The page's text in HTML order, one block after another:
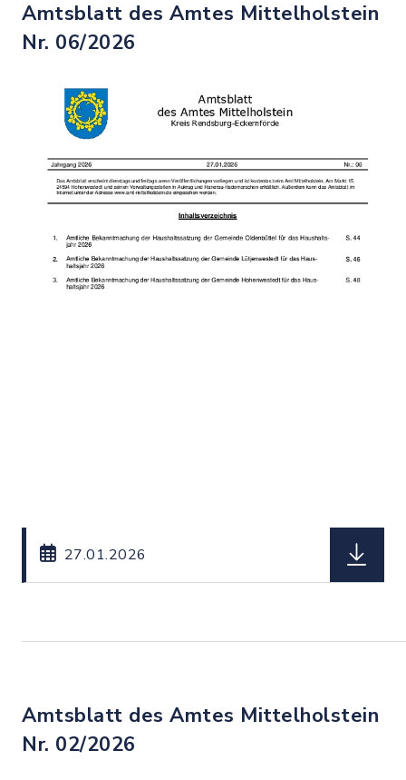
Amtsblatt des Amtes Mittelholstein
Nr. 06/2026
27.01.2026
Amtsblatt des Amtes Mittelholstein
Nr. 02/2026